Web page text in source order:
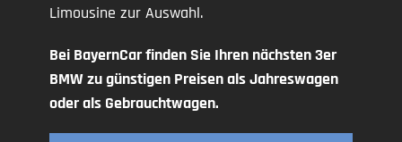
Limousine zur Auswahl.
Bei BayernCar finden Sie Ihren nächsten 3er
BMW zu günstigen Preisen als Jahreswagen
oder als Gebrauchtwagen.